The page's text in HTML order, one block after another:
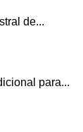
de...
para...